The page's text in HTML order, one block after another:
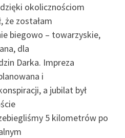
okolicznościom
że zostałam
biegowo – towarzyskie,
dla
Darka. Impreza
i
a jubilat był
5 kilometrów po